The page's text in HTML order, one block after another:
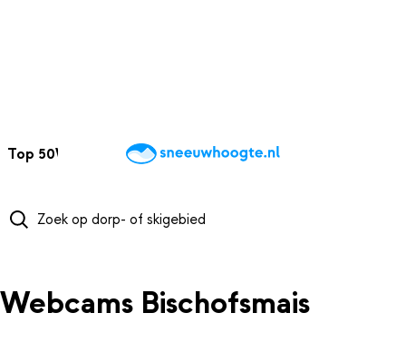
Top 50Webcams WintersportweerKaarten
Webcams Bischofsmais